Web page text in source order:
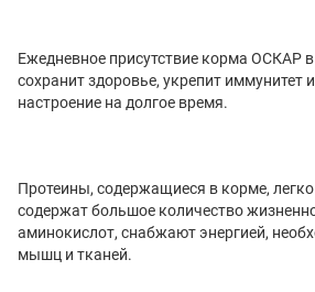
Ежедневное присутствие корма ОСКАР
сохранит здоровье, укрепит иммунитет
настроение на долгое время.
Протеины, содержащиеся в корме,
содержат большое количество
аминокислот, снабжают энергией,
мышц и тканей.